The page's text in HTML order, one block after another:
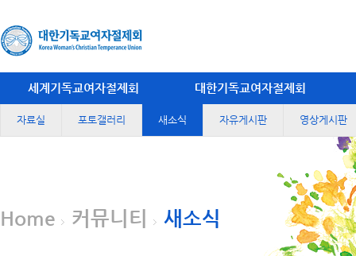
세계기독교여자절제회 대한기독교여자절제회
자료실 포토갤러리 새소식 자유게시판 영상게시판
Home 커뮤니티 새소식